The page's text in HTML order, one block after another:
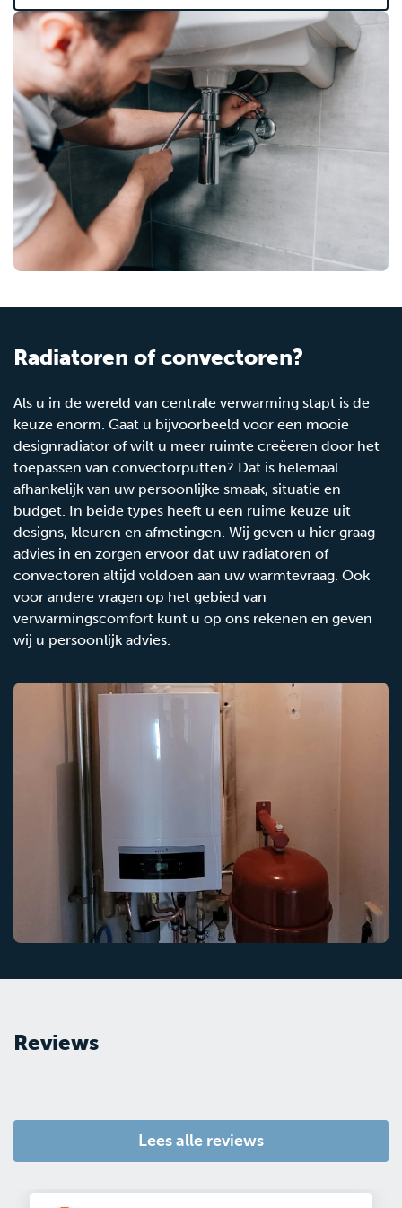
Radiatoren of convectoren?
Als u in de wereld van centrale verwarming stapt is de
keuze enorm. Gaat u bijvoorbeeld voor een mooie
designradiator of wilt u meer ruimte creëeren door het
toepassen van convectorputten? Dat is helemaal
afhankelijk van uw persoonlijke smaak, situatie en
budget. In beide types heeft u een ruime keuze uit
designs, kleuren en afmetingen. Wij geven u hier graag
advies in en zorgen ervoor dat uw radiatoren of
convectoren altijd voldoen aan uw warmtevraag. Ook
voor andere vragen op het gebied van
verwarmingscomfort kunt u op ons rekenen en geven
wij u persoonlijk advies.
Reviews
Lees alle reviews